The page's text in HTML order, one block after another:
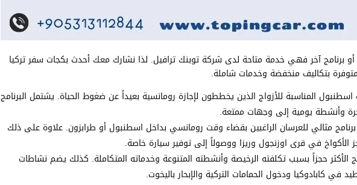
برنامج آخر فهي خدمة متاحة لدى شركة توبنك ترافيل. لذا نشارك معك أحدث بكجات سفر تركيا
بتكاليف منخفضة وخدمات شاملة.
المناسبة للأزواج الذين يخططون لإجازة رومانسية بعيداً عن ضغوط الحياة. يشتمل البرنامج
وأنشطة يومية إلى وجهات ممتعة.
برنامج مثالي للعرسان الراغبين بقضاء وقت رومانسي بداخل اسطنبول أو طرابزون. علاوة على ذلك
الأكواخ في قرى اوزنجول وريزا ووصولاً إلى توفير سيارة خاصة.
الأكثر حجزاً بسبب تكلفته الرخيصة وأنشطته المتنوعة وخدماته المتكاملة. كذلك يضم نشاطات
في كابادوكيا ودخول الحمامات التركية والإبحار باليخوت.